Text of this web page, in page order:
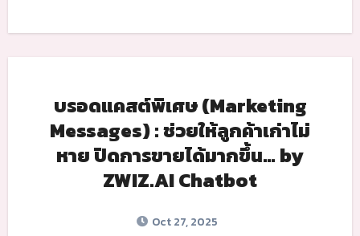
บรอดแคสต์พิเศษ (Marketing
Messages) : ช่วยให้ลูกค้าเก่าไม่
หาย ปิดการขายได้มากขึ้น… by
ZWIZ.AI Chatbot
Oct 27, 2025